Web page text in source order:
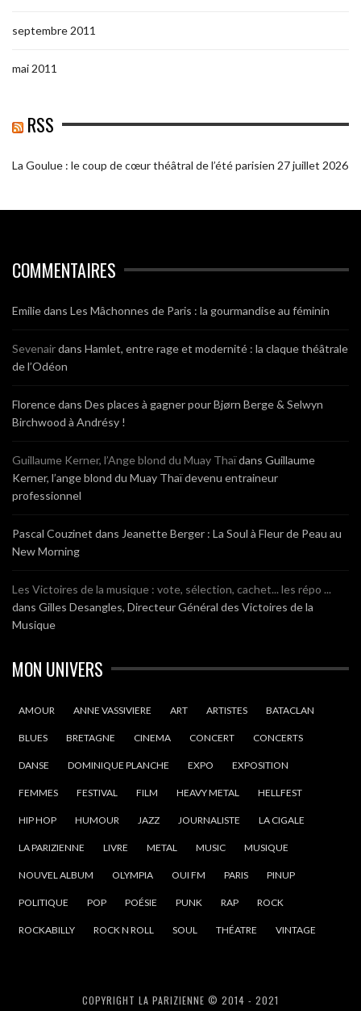
septembre 2011
mai 2011
RSS
La Goulue : le coup de cœur théâtral de l’été parisien 27 juillet 2026
COMMENTAIRES
Emiliedans Les Mâchonnes de Paris : la gourmandise au féminin
Sevenairdans Hamlet, entre rage et modernité : la claque théâtrale
de l’Odéon
Florencedans Des places à gagner pour Bjørn Berge & Selwyn
Birchwood à Andrésy !
Guillaume Kerner, l’Ange blond du Muay Thaïdans Guillaume
Kerner, l’ange blond du Muay Thaï devenu entraineur
professionnel
Pascal Couzinet dans Jeanette Berger : La Soul à Fleur de Peau au
New Morning
Les Victoires de la musique : vote, sélection, cachet... les répo ...
dans Gilles Desangles, Directeur Général des Victoires de la
Musique
MON UNIVERS
AMOUR ANNE VASSIVIERE ART ARTISTES BATACLAN
BLUES BRETAGNE CINEMA CONCERT CONCERTS
DANSE DOMINIQUE PLANCHE EXPO EXPOSITION
FEMMES FESTIVAL FILM HEAVY METAL HELLFEST
HIP HOP HUMOUR JAZZ JOURNALISTE LA CIGALE
LA PARIZIENNE LIVRE METAL MUSIC MUSIQUE
NOUVEL ALBUM OLYMPIA OUI FM PARIS PINUP
POLITIQUE POP POÉSIE PUNK RAP ROCK
ROCKABILLY ROCK N ROLL SOUL THÉATRE VINTAGE
COPYRIGHT LA PARIZIENNE © 2014 - 2021